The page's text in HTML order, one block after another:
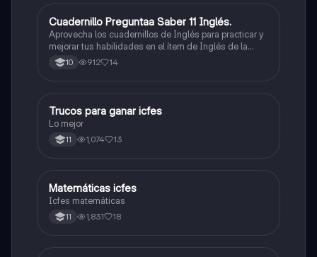
ICFES: Inglés
Cuadernillo Preguntaa Saber 11 Inglés.
Aprovecha los cuadernillos de Inglés para practicar y
mejorar tus habilidades en el ítem de Inglés de la
Prueba Saber 11. 🫡
10 912 14
Química
Trucos para ganar icfes
Lo mejor
11 1,074 13
ICFES: Matemáticas
Matemáticas icfes
Icfes matemáticas
11 1,831 18